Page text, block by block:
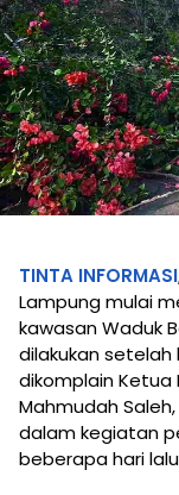
TINTA INFORMASI
Lampung mulai
kawasan Waduk
dilakukan setelah
dikomplain Ketua
Mahmudah
dalam kegiatan
beberapa hari